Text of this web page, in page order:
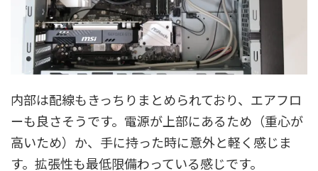
内部は配線もきっちりまとめられており、エアフロ
ーも良さそうです。電源が上部にあるため（重心が
高いため）か、手に持った時に意外と軽く感じま
す。拡張性も最低限備わっている感じです。